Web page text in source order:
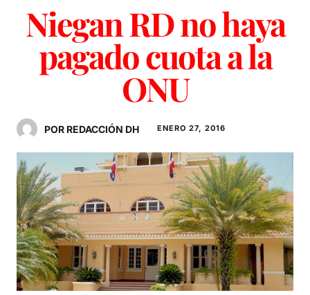
Niegan RD no haya
pagado cuota a la
ONU
POR REDACCIÓN DH ENERO 27, 2016